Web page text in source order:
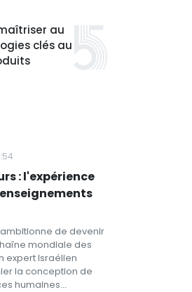
au
clés au
: l'expérience
de devenir
mondiale des
expert israélien
la conception de
humaines...